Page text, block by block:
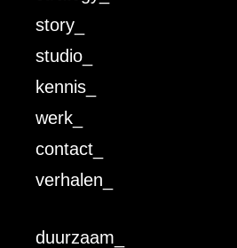
story_
studio_
kennis_
werk_
contact_
verhalen_
duurzaam_